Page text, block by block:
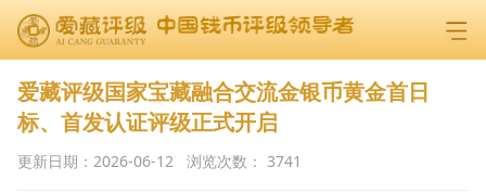
爱藏评级国家宝藏融合交流金银币黄金首日
标、首发认证评级正式开启
更新日期： 2026-06-12 浏览次数： 3741